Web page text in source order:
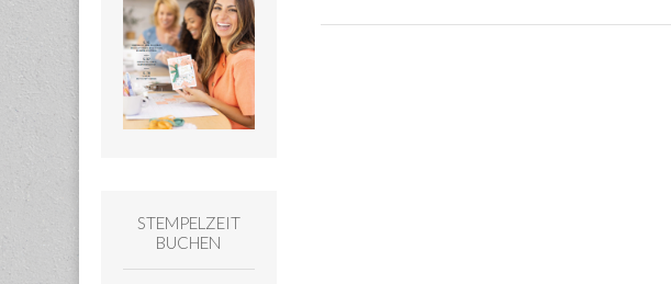
STEMPELZEIT
BUCHEN